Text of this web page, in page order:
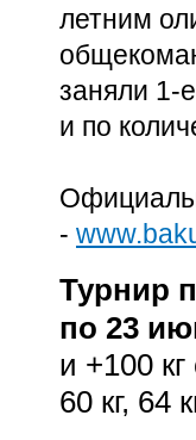
летним
заняли 1-
и по
-
Турнир
по 23
и +100 кг
60 кг, 64